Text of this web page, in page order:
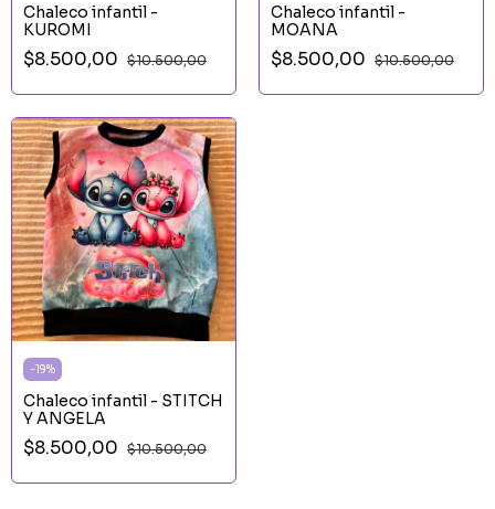
Chaleco infantil -
KUROMI
$8.500,00 $10.500,00
Chaleco infantil -
MOANA
$8.500,00 $10.500,00
-19%
Chaleco infantil - STITCH
Y ANGELA
$8.500,00 $10.500,00